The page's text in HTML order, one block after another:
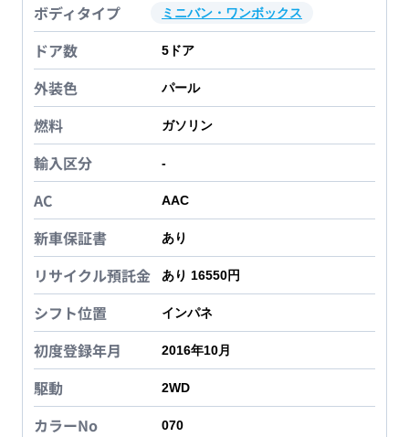
ボディタイプ ミニバン・ワンボックス
ドア数 5 ドア
外装色 パール
燃料 ガソリン
輸入区分 -
AC AAC
新車保証書 あり
リサイクル預託金 あり 16550円
シフト位置 インパネ
初度登録年月 2016年10月
駆動 2WD
カラーNo 070